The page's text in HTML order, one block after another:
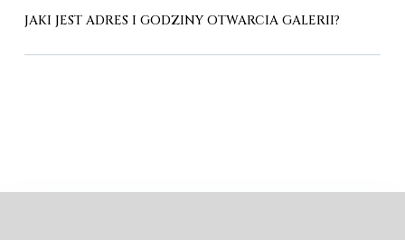
JAKI JEST ADRES I GODZINY OTWARCIA GALERII?